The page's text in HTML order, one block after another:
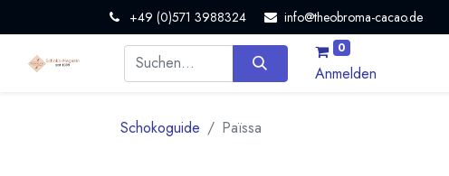
+49 (0)571 3988324 info@theobroma-cacao.de
0
Anmelden
Schokoguide Païssa